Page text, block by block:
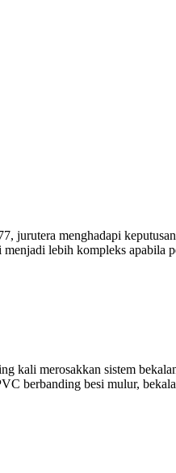
jurutera menghadapi
lebih kompleks apabila
kali merosakkan sistem
berbanding besi mulur,